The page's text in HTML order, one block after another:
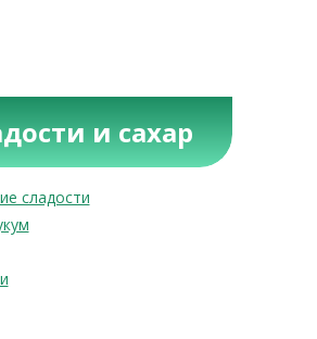
и сахар
сладости